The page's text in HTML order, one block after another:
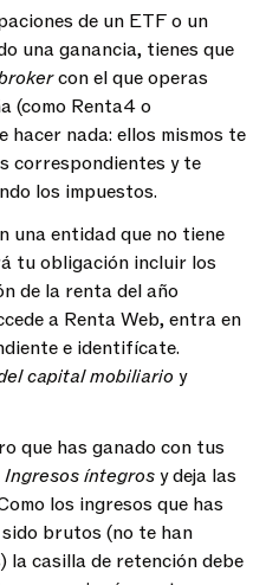
de un ETF o un
una ganancia, tienes que
con el que operas
(como Renta4 o
hacer nada: ellos mismos te
correspondientes y te
los impuestos.
una entidad que no tiene
tu obligación incluir los
de la renta del año
a Renta Web, entra en
e identifícate.
capital mobiliarioy
que has ganado con tus
Ingresos íntegrosy deja las
los ingresos que has
brutos (no te han
la casilla de retención debe